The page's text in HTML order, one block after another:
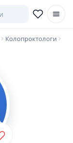
Колопроктологи